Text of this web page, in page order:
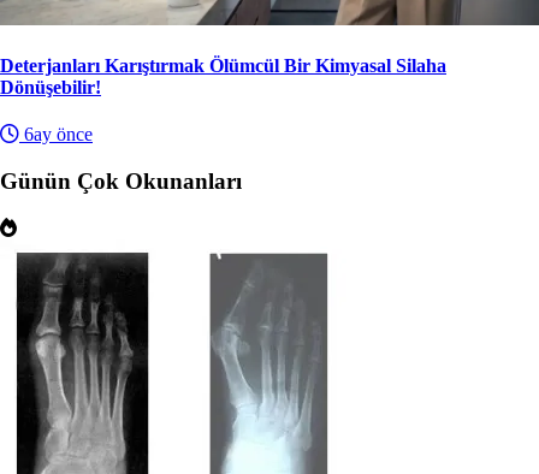
Deterjanları Karıştırmak Ölümcül Bir Kimyasal Silaha
Dönüşebilir!
6ay önce
Günün Çok Okunanları